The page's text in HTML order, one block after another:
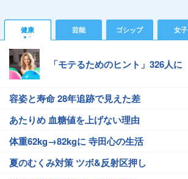
健康 芸能 ゴシップ 女子
「モテるためのヒント」326人に
容姿と寿命 28年追跡で見えた差
あたりめ 血糖値を上げない理由
体重62kg→82kgに 寺田心の生活
夏のむくみ対策 ツボ&反射区押し